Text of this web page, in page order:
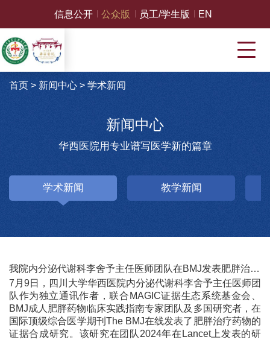
信息公开 公众版 员工/学生版 EN
首页 > 新闻中心> 学术新闻
新闻中心
华西医院用专业谱写医学新的篇章
学术新闻 教学新闻
我院内分泌代谢科李舍予主任医师团队在BMJ发表肥胖治疗药物系统评价与网状荟萃分析
7月9日，四川大学华西医院内分泌代谢科李舍予主任医师团
队作为独立通讯作者，联合MAGIC证据生态系统基金会、
BMJ成人肥胖药物临床实践指南专家团队及多国研究者，在
国际顶级综合医学期刊The BMJ在线发表了肥胖治疗药物的
证据合成研究。该研究在团队2024年在Lancet上发表的研